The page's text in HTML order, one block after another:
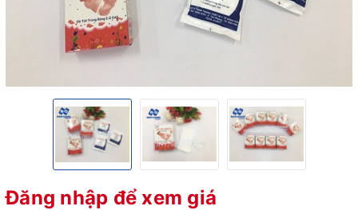
Đăng nhập để xem giá